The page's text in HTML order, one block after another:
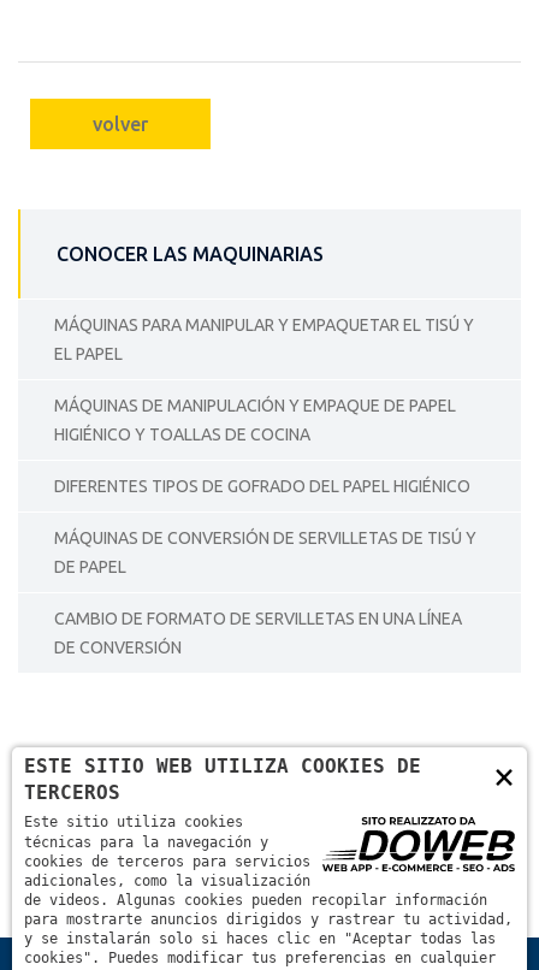
volver
CONOCER LAS MAQUINARIAS
MÁQUINAS PARA MANIPULAR Y EMPAQUETAR EL TISÚ Y
EL PAPEL
MÁQUINAS DE MANIPULACIÓN Y EMPAQUE DE PAPEL
HIGIÉNICO Y TOALLAS DE COCINA
DIFERENTES TIPOS DE GOFRADO DEL PAPEL HIGIÉNICO
MÁQUINAS DE CONVERSIÓN DE SERVILLETAS DE TISÚ Y
DE PAPEL
CAMBIO DE FORMATO DE SERVILLETAS EN UNA LÍNEA
DE CONVERSIÓN
×
ESTE SITIO WEB UTILIZA COOKIES DE
TERCEROS
Este sitio utiliza cookies
técnicas para la navegación y
cookies de terceros para servicios
adicionales, como la visualización
de videos. Algunas cookies pueden recopilar información
para mostrarte anuncios dirigidos y rastrear tu actividad,
y se instalarán solo si haces clic en "Aceptar todas las
cookies". Puedes modificar tus preferencias en cualquier